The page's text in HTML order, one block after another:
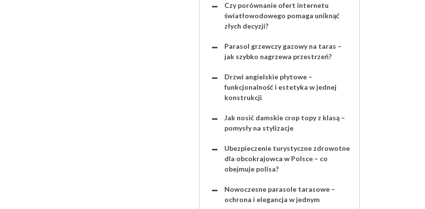
Czy porównanie ofert internetu
światłowodowego pomaga uniknąć
złych decyzji?
Parasol grzewczy gazowy na taras –
jak szybko nagrzewa przestrzeń?
Drzwi angielskie płytowe –
funkcjonalność i estetyka w jednej
konstrukcji
Jak nosić damskie crop topy z klasą –
pomysły na stylizacje
Ubezpieczenie turystyczne zdrowotne
dla obcokrajowca w Polsce – co
obejmuje polisa?
Nowoczesne parasole tarasowe –
ochrona i elegancja w jednym